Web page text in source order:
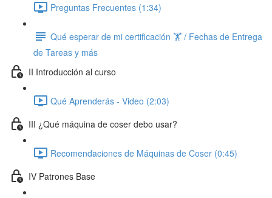
Preguntas Frecuentes (1:34)
Qué esperar de mi certificación 🏋️ / Fechas de Entrega
de Tareas y más
II Introducción al curso
Qué Aprenderás - Video (2:03)
III ¿Qué máquina de coser debo usar?
Recomendaciones de Máquinas de Coser (0:45)
IV Patrones Base